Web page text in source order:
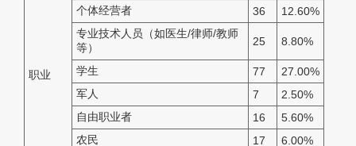
职业
个体经营者
36
12.60%
专业技术人员（如医生/律师/教师
等）
25 8.80%
学生 77
27.00%
军人
7
2.50%
自由职业者
16
5.60%
农民
17
6.00%